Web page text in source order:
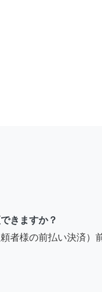
きますか？
者様の前払い決済）